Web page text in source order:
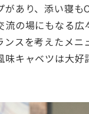
あり、添い寝も
の場にもなる広
スを考えたメ
キャベツは大好